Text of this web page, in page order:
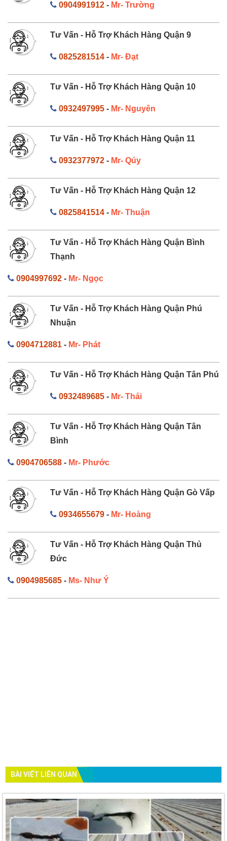
0904991912- Mr- Trường
Tư Vấn - Hỗ Trợ Khách Hàng Quận 9
0825281514- Mr- Đạt
Tư Vấn - Hỗ Trợ Khách Hàng Quận 10
0932497995- Mr- Nguyên
Tư Vấn - Hỗ Trợ Khách Hàng Quận 11
0932377972- Mr- Qúy
Tư Vấn - Hỗ Trợ Khách Hàng Quận 12
0825841514- Mr- Thuận
Tư Vấn - Hỗ Trợ Khách Hàng Quận Bình
Thạnh
0904997692 - Mr- Ngọc
Tư Vấn - Hỗ Trợ Khách Hàng Quận Phú
Nhuận
0904712881 - Mr- Phát
Tư Vấn - Hỗ Trợ Khách Hàng Quận Tân Phú
0932489685- Mr- Thái
Tư Vấn - Hỗ Trợ Khách Hàng Quận Tân
Bình
0904706588 - Mr- Phước
Tư Vấn - Hỗ Trợ Khách Hàng Quận Gò Vấp
0934655679- Mr- Hoàng
Tư Vấn - Hỗ Trợ Khách Hàng Quận Thủ
Đức
0904985685 - Ms- Như Ý
BÀI VIẾT LIÊN QUAN